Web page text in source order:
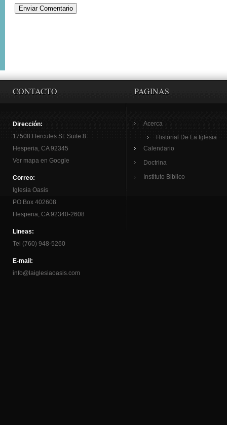
CONTACTO
Dirección:
17508 Hercules St. Suite 8
Hesperia, CA 92345
Ver mapa en Google
Correo:
Iglesia Oasis
PO Box 402608
Hesperia, CA 92340-2608
Lineas:
Tel (760) 948-5260
E-mail:
info@laiglesiaoasis.com
PAGINAS
Acerca
Historial De La Iglesia
Calendario
Doctrina
Instituto Biblico